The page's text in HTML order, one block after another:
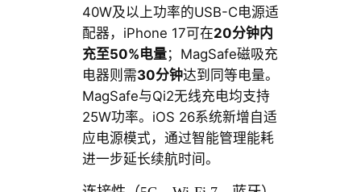
40W及以上功率的USB-C电源适
配器，iPhone 17可在20分钟内
充至50%电量；MagSafe磁吸充
电器则需30分钟达到同等电量。
MagSafe与Qi2无线充电均支持
25W功率。iOS 26系统新增自适
应电源模式，通过智能管理能耗
进一步延长续航时间。